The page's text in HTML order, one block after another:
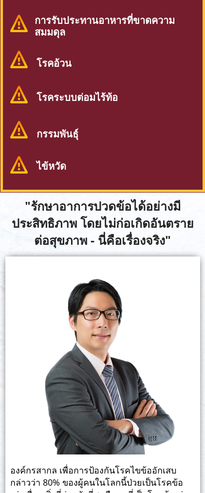
การรับประทานอาหารที่ขาดความ
สมมดุล
โรคอ้วน
โรคระบบต่อมไร้ท้อ
กรรมพันธุ์
ไข้หวัด
"รักษาอาการปวดข้อได้อย่างมี
ประสิทธิภาพ โดยไม่ก่อเกิดอันตราย
ต่อสุขภาพ - นี่คือเรื่องจริง"
องค์กรสากล เพื่อการป้องกันโรคไขข้ออักเสบ
กล่าวว่า 80% ของผู้คนในโลกนี้ป่วยเป็นโรคข้อ